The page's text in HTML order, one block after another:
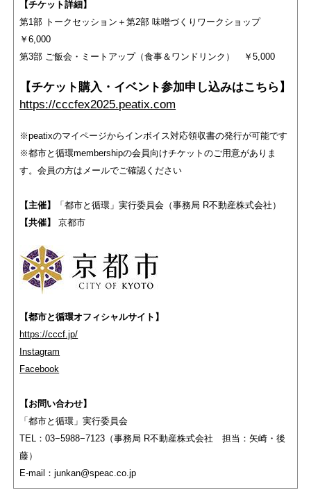
【チケット詳細】
第1部 トークセッション＋第2部 味噌づくりワークショップ
￥6,000
第3部 ご飯会・ミートアップ（食事＆ワンドリンク） ￥5,000
【チケット購入・イベント参加申し込みはこちら】
https://cccfex2025.peatix.com
※peatixのマイページからインボイス対応領収書の発行が可能です
※都市と循環membershipの会員向けチケットのご用意がありま
す。会員の方はメールでご確認ください
【主催】
「都市と循環」実行委員会（事務局 R不動産株式会社）
【共催】
京都市
【都市と循環オフィシャルサイト】
https://cccf.jp/
Instagram
Facebook
【お問い合わせ】
「都市と循環」実行委員会
TEL：03−5988−7123（事務局 R不動産株式会社 担当：矢崎・後
藤）
E-mail：junkan@speac.co.jp